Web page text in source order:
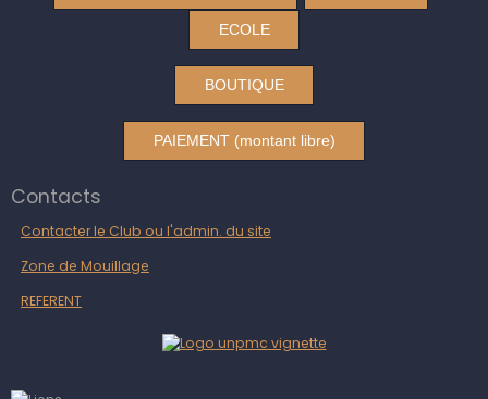
ECOLE
BOUTIQUE
PAIEMENT (montant libre)
Contacts
Contacter le Club ou l'admin. du site
Zone de Mouillage
REFERENT